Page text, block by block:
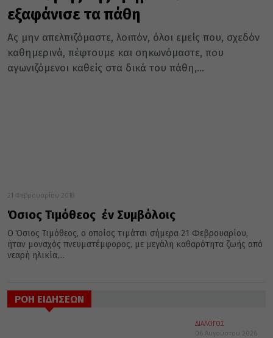
εξαφάνισε τα πάθη
Ας μην απελπιζόμαστε, λοιπόν, όλοι εμείς που, σχεδόν
καθημερινά, πέφτουμε και σηκωνόμαστε, που
αγωνιζόμενοι καθείς στα δικά του πάθη,...
21 Φεβρουαρίου 2018
Όσιος Τιμόθεος ὁ ἐν Συμβόλοις
Ο Όσιος Τιμόθεος, ο οποίος τιμάται σήμερα 21 Φεβρουαρίου,
ήταν μοναχός πνευματέμφορος, με μεγάλη καθαρότητα ζωής από
νεαρή ηλικία,...
ΡΟΗ ΕΙΔΗΣΕΩΝ
ΔΙΑΛΟΓΟΣ
06 Αυγούστου 2026